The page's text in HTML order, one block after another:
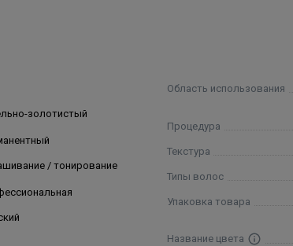
цера альба, цетеарет-20, стеариновая
лекарственной (амла), масло семян кунжута,
сульфит натрия, эритробат натрия,
коллаген, парфюмированная вода
золотистый
/ тонирование
Область использования
Процедура
Текстура
Типы волос
Упаковка товара
Название цвета